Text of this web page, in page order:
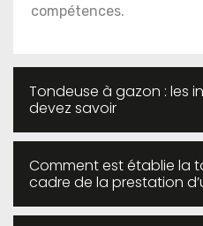
compétences.
Tondeuse à gazon : les
devez savoir
Comment est établie la
cadre de la prestation